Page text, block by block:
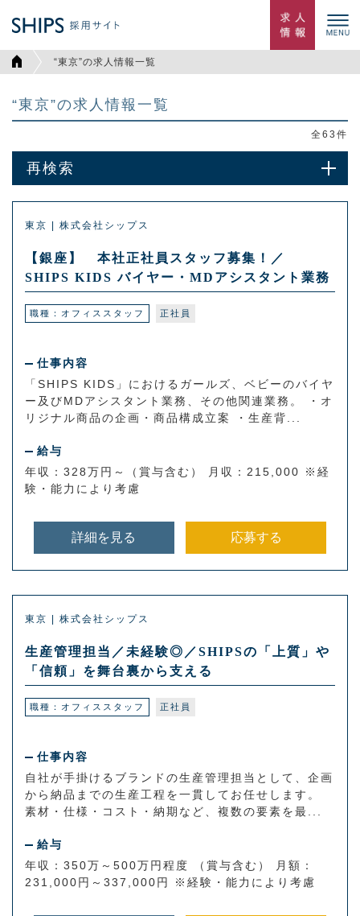
“東京”の求人情報一覧
“東京”の求人情報一覧
全63 件
再検索
東京 | 株式会社シップス
【銀座】 本社正社員スタッフ募集！／
SHIPS KIDS バイヤー・MDアシスタント業務
職種：オフィススタッフ 正社員
仕事内容
「SHIPS KIDS」におけるガールズ、ベビーのバイヤ
ー及びMDアシスタント業務、その他関連業務。 ・オ
リジナル商品の企画・商品構成立案 ・生産背...
給与
年収：328万円～（賞与含む） 月収：215,000 ※経
験・能力により考慮
詳細を見る 応募する
東京 | 株式会社シップス
生産管理担当／未経験◎／SHIPSの「上質」や
「信頼」を舞台裏から支える
職種：オフィススタッフ 正社員
仕事内容
自社が手掛けるブランドの生産管理担当として、企画
から納品までの生産工程を一貫してお任せします。
素材・仕様・コスト・納期など、複数の要素を最...
給与
年収：350万～500万円程度 （賞与含む） 月額：
231,000円～337,000円 ※経験・能力により考慮